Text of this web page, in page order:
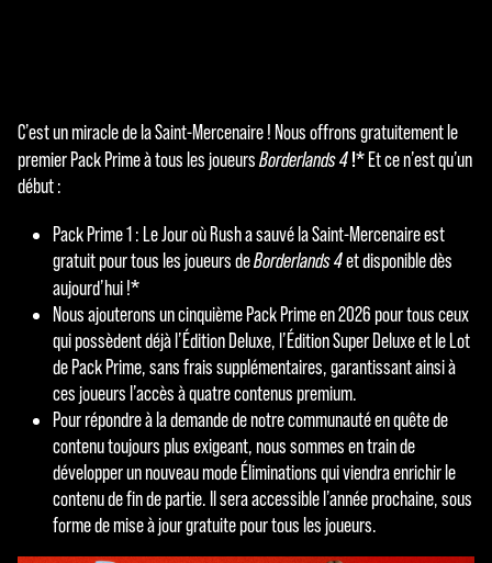
A
c
e
p
t
&
P
l
a
y
C’est un miracle de la Saint-Mercenaire ! Nous offrons gratuitement le
premier Pack Prime à tous les joueursBorderlands 4!* Et ce n’est qu’un
début :
Pack Prime 1 : Le Jour où Rush a sauvé la Saint-Mercenaire est
gratuit pour tous les joueurs deBorderlands 4et disponible dès
aujourd’hui !*
Nous ajouterons un cinquième Pack Prime en 2026 pour tous ceux
qui possèdent déjà l’Édition Deluxe, l’Édition Super Deluxe et le Lot
de Pack Prime, sans frais supplémentaires, garantissant ainsi à
ces joueurs l’accès à quatre contenus premium.
Pour répondre à la demande de notre communauté en quête de
contenu toujours plus exigeant, nous sommes en train de
développer un nouveau mode Éliminations qui viendra enrichir le
contenu de fin de partie. Il sera accessible l’année prochaine, sous
forme de mise à jour gratuite pour tous les joueurs.